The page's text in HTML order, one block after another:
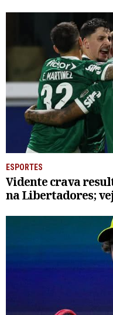
ESPORTES
Vidente crava
na Libertadores;